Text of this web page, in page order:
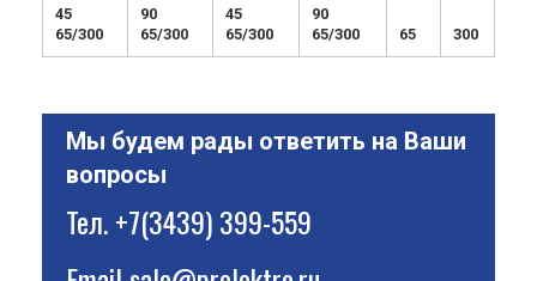
45
65/300
90
65/300
45
65/300
90
65/300
65 300
Мы будем рады ответить на Ваши
вопросы
Тел.+7(3439) 399-559